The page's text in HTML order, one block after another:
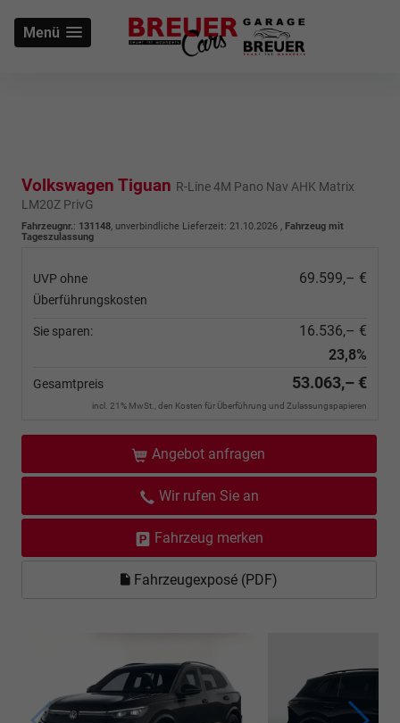
Menü
Volkswagen Tiguan R-Line 4M Pano Nav AHK Matrix
LM20Z PrivG
Fahrzeugnr.: 131148, unverbindliche Lieferzeit: 21.10.2026 , Fahrzeug mit
Tageszulassung
UVP ohne
Überführungskosten
69.599,– €
Sie sparen:
16.536,– €
23,8%
Gesamtpreis 53.063,– €
incl. 21% MwSt., den Kosten für Überführung und Zulassungspapieren
Angebot anfragen
Wir rufen Sie an
Fahrzeug merken
Fahrzeugexposé (PDF)